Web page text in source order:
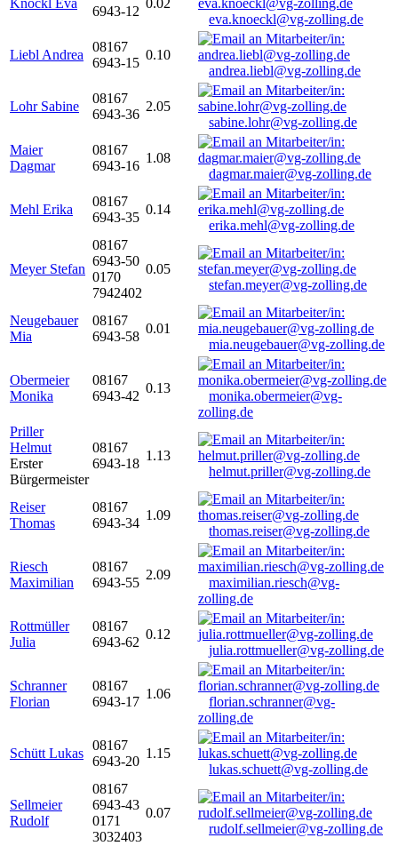
Knöckl Eva
6943-12
0.02
eva.knoeckl@vg-zolling.de
Liebl Andrea
08167
6943-15
0.10
andrea.liebl@vg-zolling.de
Lohr Sabine
08167
6943-36
2.05
sabine.lohr@vg-zolling.de
Maier
Dagmar
08167
6943-16
1.08
dagmar.maier@vg-zolling.de
Mehl Erika
08167
6943-35
0.14
erika.mehl@vg-zolling.de
Meyer Stefan
08167
6943-50
0170
7942402
0.05
stefan.meyer@vg-zolling.de
Neugebauer
Mia
08167
6943-58
0.01
mia.neugebauer@vg-zolling.de
Obermeier
Monika
08167
6943-42
0.13
monika.obermeier@vg-
zolling.de
Priller
Helmut
Erster
Bürgermeister
08167
6943-18
1.13
helmut.priller@vg-zolling.de
Reiser
Thomas
08167
6943-34
1.09
thomas.reiser@vg-zolling.de
Riesch
Maximilian
08167
6943-55
2.09
maximilian.riesch@vg-
zolling.de
Rottmüller
Julia
08167
6943-62
0.12
julia.rottmueller@vg-zolling.de
Schranner
Florian
08167
6943-17
1.06
florian.schranner@vg-
zolling.de
Schütt Lukas
08167
6943-20
1.15
lukas.schuett@vg-zolling.de
Sellmeier
Rudolf
08167
6943-43
0171
3032403
0.07
rudolf.sellmeier@vg-zolling.de